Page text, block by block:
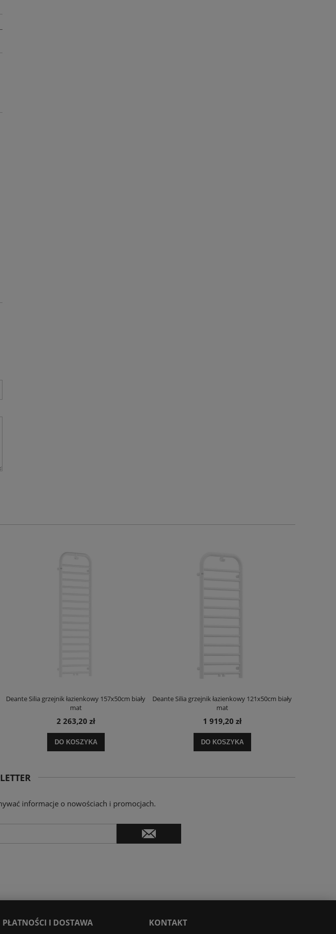
Deante Silia grzejnik łazienkowy 157x50cm biały
mat
2 263,20 zł
DO KOSZYKA
Deante Silia grzejnik łazienkowy 121x50cm biały
mat
1 919,20 zł
DO KOSZYKA
informacje o nowościach i promocjach.
PŁATNOŚCI I DOSTAWA KONTAKT